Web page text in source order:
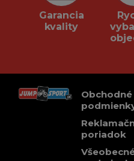
Garancia
kvality
Obchodné
poriadok